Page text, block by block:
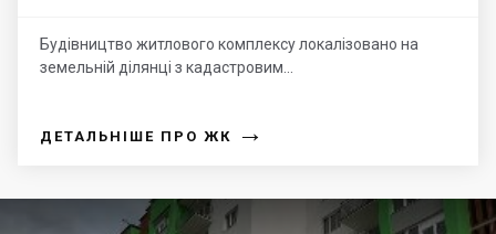
Будівництво житлового комплексу локалізовано на
земельній ділянці з кадастровим...
ДЕТАЛЬНІШЕ ПРО ЖК →